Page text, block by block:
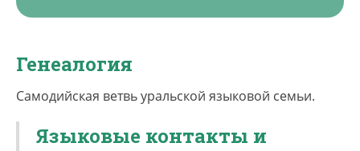
Генеалогия
Самодийская ветвь уральской языковой семьи.
Языковые контакты и